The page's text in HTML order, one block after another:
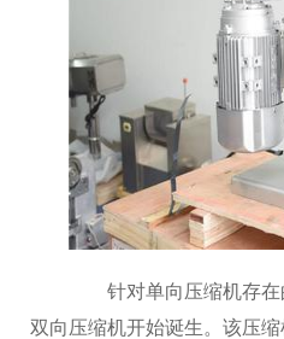
针对单向压缩机存在
双向压缩机开始诞生。该压